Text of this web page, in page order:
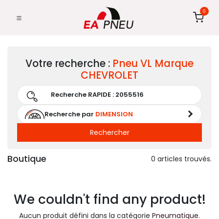
0
Votre recherche : Pneu VL Marque
CHEVROLET
Recherche par DIMENSION
Rechercher
Boutique 0 articles trouvés.
We couldn't find any product!
Aucun produit défini dans la catégorie Pneumatique.